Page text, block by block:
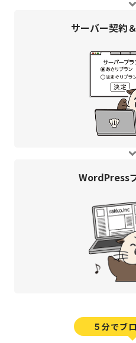
サーバー契約＆
WordPress
５分でブ